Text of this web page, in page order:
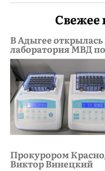
Свежее
В Адыгее
лаборатория МВД
Прокурором
Виктор Винецкий